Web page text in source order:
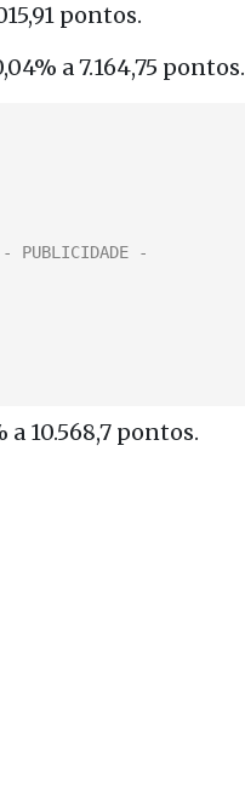
pontos.
a 7.164,75 pontos.
10.568,7 pontos.